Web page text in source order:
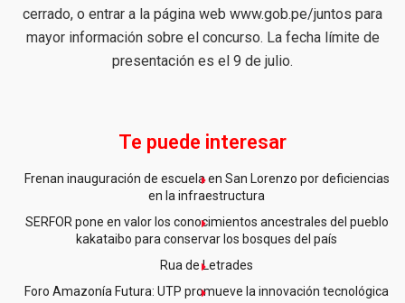
cerrado, o entrar a la página web www.gob.pe/juntos para
mayor información sobre el concurso. La fecha límite de
presentación es el 9 de julio.
Te puede interesar
Frenan inauguración de escuela en San Lorenzo por deficiencias
en la infraestructura
SERFOR pone en valor los conocimientos ancestrales del pueblo
kakataibo para conservar los bosques del país
Rua de Letrades
Foro Amazonía Futura: UTP promueve la innovación tecnológica